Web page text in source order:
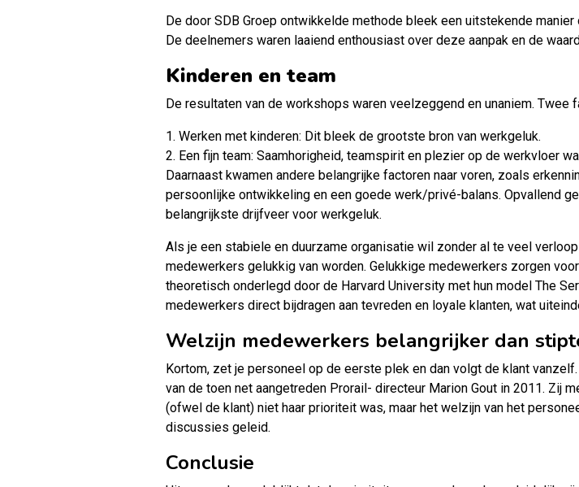
De door SDB Groep ontwikkelde methode bleek een uitstekende
De deelnemers waren laaiend enthousiast over deze aanpak en de
Kinderen en team
De resultaten van de workshops waren veelzeggend en unaniem. Twee
Werken met kinderen: Dit bleek de grootste bron van werkgeluk.
Een fijn team: Saamhorigheid, teamspirit en plezier op de werkvloer
Daarnaast kwamen andere belangrijke factoren naar voren, zoals
persoonlijke ontwikkeling en een goede werk/privé-balans. Opvallend
belangrijkste drijfveer voor werkgeluk.
Als je een stabiele en duurzame organisatie wil zonder al te veel
medewerkers gelukkig van worden. Gelukkige medewerkers zorgen
theoretisch onderlegd door de Harvard University met hun model The
medewerkers direct bijdragen aan tevreden en loyale klanten, wat
Welzijn medewerkers belangrijker dan
Kortom, zet je personeel op de eerste plek en dan volgt de klant
van de toen net aangetreden Prorail- directeur Marion Gout in 2011. Zij
(ofwel de klant) niet haar prioriteit was, maar het welzijn van het
discussies geleid.
Conclusie